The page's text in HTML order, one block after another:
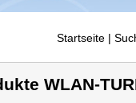
Startseite |
WLAN-